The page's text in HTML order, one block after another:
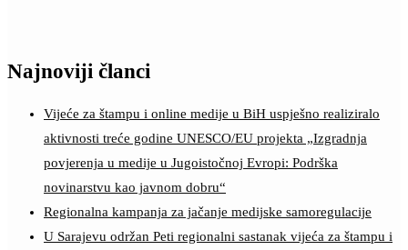
Najnoviji članci
Vijeće za štampu i online medije u BiH uspješno realiziralo
aktivnosti treće godine UNESCO/EU projekta „Izgradnja
povjerenja u medije u Jugoistočnoj Evropi: Podrška
novinarstvu kao javnom dobru“
Regionalna kampanja za jačanje medijske samoregulacije
U Sarajevu održan Peti regionalni sastanak vijeća za štampu i